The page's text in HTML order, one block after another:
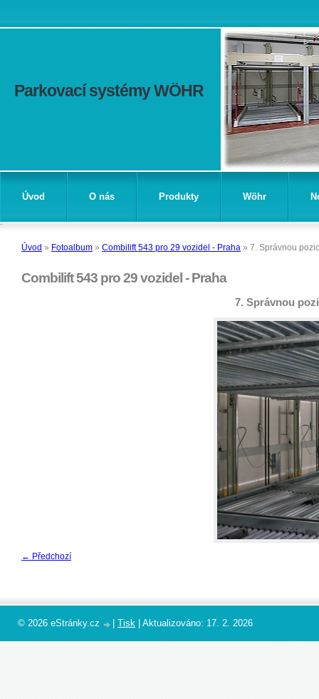
Parkovací systémy WÖHR
Úvod O nás Produkty Wöhr
Úvod » Fotoalbum » Combilift 543 pro 29 vozidel - Praha » 7. Správnou
Combilift 543 pro 29 vozidel - Praha
7. Správnou
← Předchozí
© 2026 eStránky.cz Tisk Aktualizováno: 17. 2. 2026